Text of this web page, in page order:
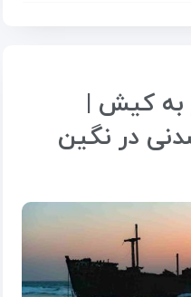
به کیش |
در نگین